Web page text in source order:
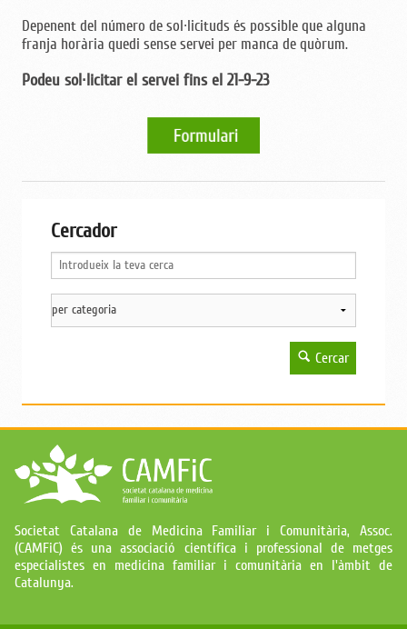
Depenent del número de sol·licituds és possible que alguna
franja horària quedi sense servei per manca de quòrum.
Podeu sol·licitar el servei fins el 21-9-23
Cercador
Cercar
Societat Catalana de Medicina Familiar i Comunitària, Assoc.
(CAMFiC) és una associació científica i professional de metges
especialistes en medicina familiar i comunitària en l'àmbit de
Catalunya.